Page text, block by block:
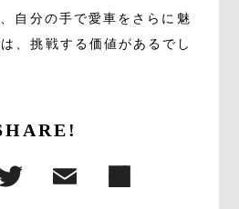
自分の手で愛車をさらに魅
、挑戦する価値があるでし